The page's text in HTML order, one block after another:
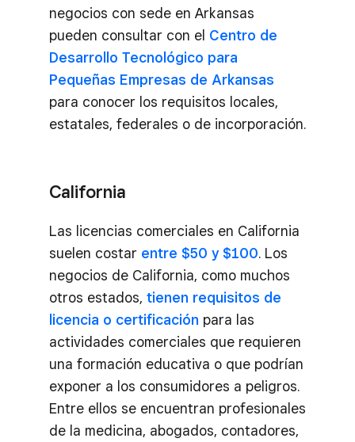
negocios con sede en Arkansas
pueden consultar con el Centro de
Desarrollo Tecnológico para
Pequeñas Empresas de Arkansas
para conocer los requisitos locales,
estatales, federales o de incorporación.
California
Las licencias comerciales en California
suelen costar entre $50 y $100. Los
negocios de California, como muchos
otros estados, tienen requisitos de
licencia o certificación para las
actividades comerciales que requieren
una formación educativa o que podrían
exponer a los consumidores a peligros.
Entre ellos se encuentran profesionales
de la medicina, abogados, contadores,